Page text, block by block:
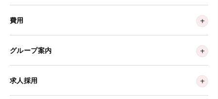
費用
グループ案内
求人採用